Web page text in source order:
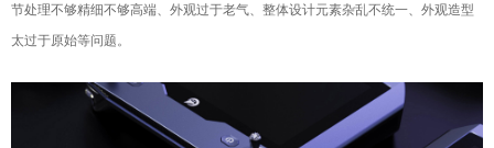
节处理不够精细不够高端、外观过于老气、整体设计元素杂乱不统一、外观造型
太过于原始等问题。